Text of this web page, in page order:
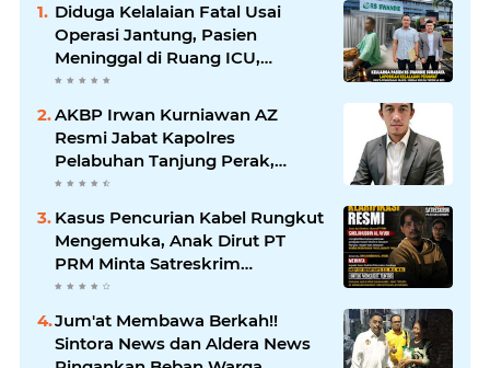
Diduga Kelalaian Fatal Usai
Operasi Jantung, Pasien
Meninggal di Ruang ICU,
Keluarga Tuntut RSUD dr.
Soewandhie Bertanggung
Jawab
AKBP Irwan Kurniawan AZ
Resmi Jabat Kapolres
Pelabuhan Tanjung Perak,
Pimpinan Redaksi
HarianMataBerita.com
Sampaikan Ucapan Selamat
Kasus Pencurian Kabel Rungkut
Mengemuka, Anak Dirut PT
PRM Minta Satreskrim
Polrestabes Surabaya Usut
Hingga Tuntas
Jum'at Membawa Berkah!!
Sintora News dan Aldera News